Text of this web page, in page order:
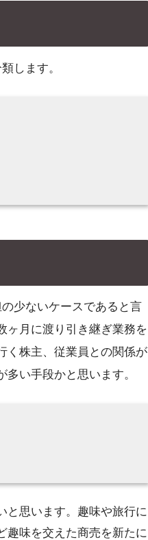
します。
少ないケースであると言
ヶ月に渡り引き継ぎ業務を
く株主、従業員との関係が
い手段かと思います。
と思います。趣味や旅行に
趣味を交えた商売を新たに